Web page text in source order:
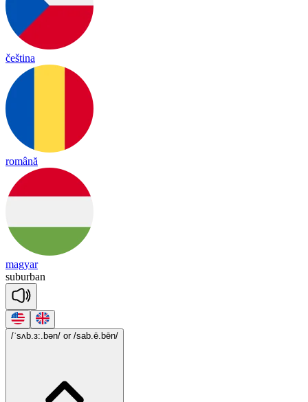
čeština
română
magyar
suburban
/ˈsʌb.ɜ:.bən/ or /sab.ē.bēn/